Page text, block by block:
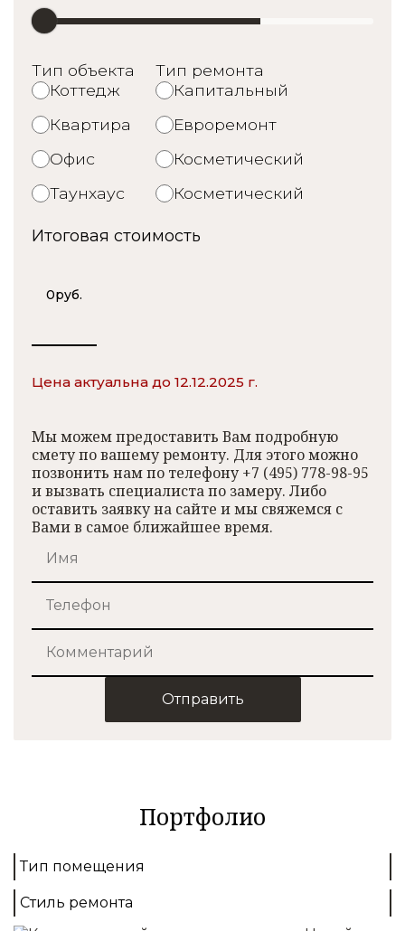
Тип объекта
Коттедж
Квартира
Офис
Таунхаус
Тип ремонта
Капитальный
Евроремонт
Косметический
Косметический
Итоговая стоимость
0руб.
Цена актуальна до 12.12.2025 г.
Мы можем предоставить Вам подробную
смету по вашему ремонту. Для этого можно
позвонить нам по телефону +7 (495) 778-98-95
и вызвать специалиста по замеру. Либо
оставить заявку на сайте и мы свяжемся с
Вами в самое ближайшее время.
Отправить
Портфолио
Тип помещения
Стиль ремонта